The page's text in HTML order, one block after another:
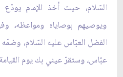
السّلام، حيث أخذ الإمام
ويوصيهم بوصاياه ومواعظه،
الفضل العبّاس عليه السّلام،
عبّاس، وستقرّ عيني بك يوم